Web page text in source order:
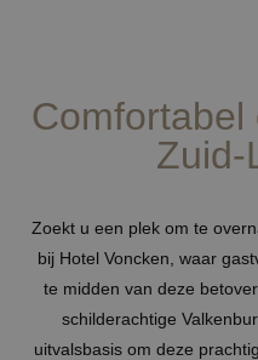
Comfortabel
Zuid-
Zoekt u een plek om te
bij Hotel Voncken, waar
te midden van deze
schilderachtige
uitvalsbasis om deze